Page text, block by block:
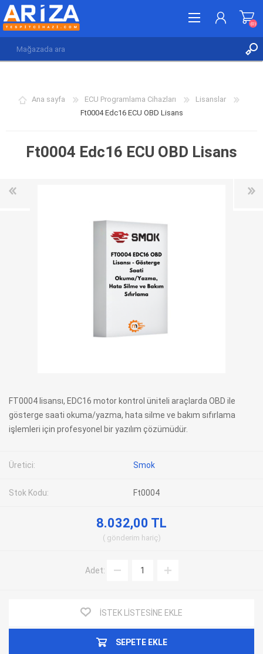
(0)
Ana sayfa ECU Programlama Cihazları
Lisanslar
Ft0004 Edc16 ECU OBD Lisans
Ft0004 Edc16 ECU OBD Lisans
FT0004 lisansı, EDC16 motor kontrol üniteli araçlarda OBD ile
gösterge saati okuma/yazma, hata silme ve bakım sıfırlama
işlemleri için profesyonel bir yazılım çözümüdür.
Üretici: Smok
Stok Kodu: Ft0004
8.032,00 TL
gönderim hariç
Adet:
İSTEK LISTESINE EKLE
SEPETE EKLE